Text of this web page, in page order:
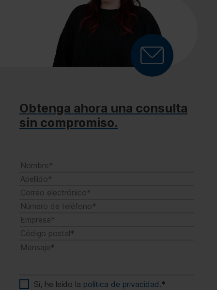
Obtenga ahora una consulta
sin compromiso.
Sí, he leído la política de privacidad.*